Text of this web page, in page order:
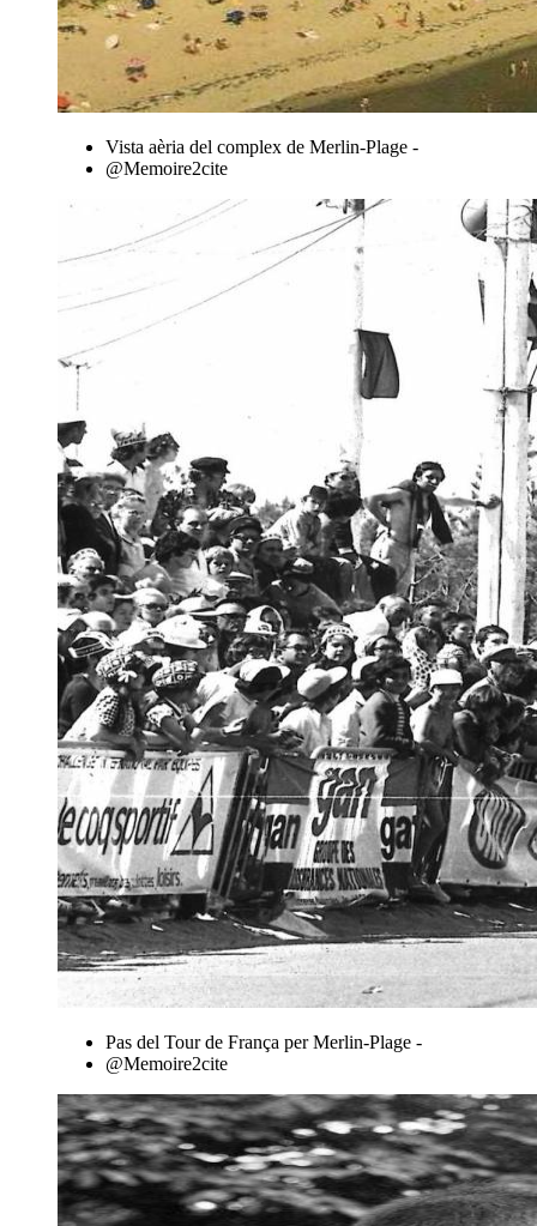
Vista aèria del complex de Merlin-Plage -
@Memoire2cite
Pas del Tour de França per Merlin-Plage -
@Memoire2cite